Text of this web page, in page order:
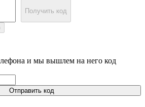
Получить код
и мы вышлем на него код
Отправить код